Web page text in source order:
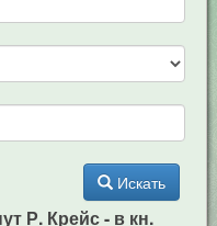
Искать
Р. Крейс - в кн.